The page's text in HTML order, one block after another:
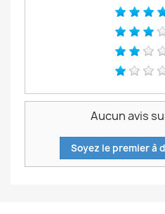
Aucun avis
Soyez le premier à